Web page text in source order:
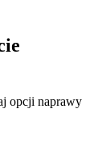
opcji naprawy